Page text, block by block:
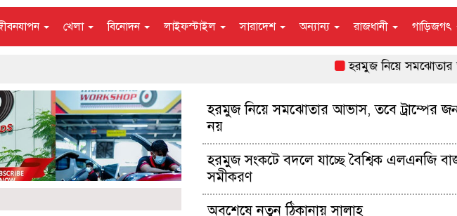
খেলা বিনোদন লাইফস্টাইল সারাদেশ অন্যান্য রাজধানী গাড়িজগৎ
হরমুজ নিয়ে সমঝোতার
হরমুজ নিয়ে সমঝোতার আভাস, তবে ট্রাম্পের
নয়
হরমুজ সংকটে বদলে যাচ্ছে বৈশ্বিক এলএনজি
সমীকরণ
অবশেষে নতুন ঠিকানায় সালাহ